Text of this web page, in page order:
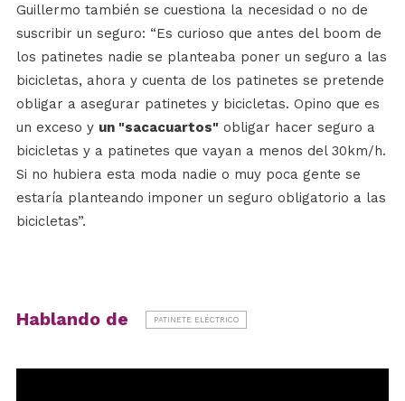
Guillermo también se cuestiona la necesidad o no de
suscribir un seguro: “Es curioso que antes del boom de
los patinetes nadie se planteaba poner un seguro a las
bicicletas, ahora y cuenta de los patinetes se pretende
obligar a asegurar patinetes y bicicletas. Opino que es
un exceso y un "sacacuartos" obligar hacer seguro a
bicicletas y a patinetes que vayan a menos del 30km/h.
Si no hubiera esta moda nadie o muy poca gente se
estaría planteando imponer un seguro obligatorio a las
bicicletas”.
Hablando de PATINETE ELÉCTRICO